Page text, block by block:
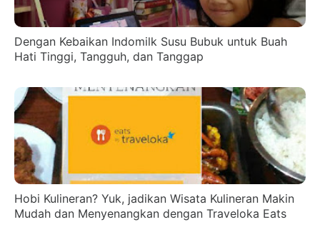
Dengan Kebaikan Indomilk Susu Bubuk untuk Buah
Hati Tinggi, Tangguh, dan Tanggap
Hobi Kulineran? Yuk, jadikan Wisata Kulineran Makin
Mudah dan Menyenangkan dengan Traveloka Eats